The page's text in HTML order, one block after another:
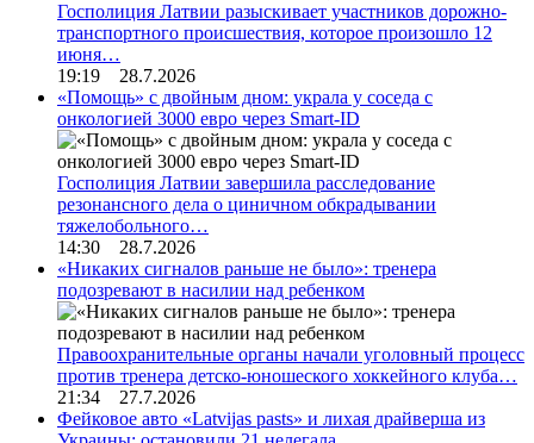
Госполиция Латвии разыскивает участников дорожно-
транспортного происшествия, которое произошло 12
июня…
19:19 28.7.2026
«Помощь» с двойным дном: украла у соседа с
онкологией 3000 евро через Smart-ID
Госполиция Латвии завершила расследование
резонансного дела о циничном обкрадывании
тяжелобольного…
14:30 28.7.2026
«Никаких сигналов раньше не было»: тренера
подозревают в насилии над ребенком
Правоохранительные органы начали уголовный процесс
против тренера детско-юношеского хоккейного клуба…
21:34 27.7.2026
Фейковое авто «Latvijas pasts» и лихая драйверша из